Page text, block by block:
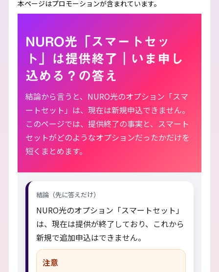
本ページはプロモーションが含まれています。
NURO光「スマートセッ
ト」は提供終了｜いま申し
込める？の答え
結論から言うと、NURO光のオプション「スマ
ートセット」は、現在は新規申込できません。
このページでは、提供終了の事実と、スマート
セットがどのようなオプションだったかだけを
短くまとめます。
結論（先に答えだけ）
NURO光のオプション「スマートセット」
は、現在は提供が終了しており、これから
新規で追加申込はできません。
注意